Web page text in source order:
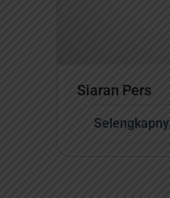
Siaran Pers
Selengkapnya